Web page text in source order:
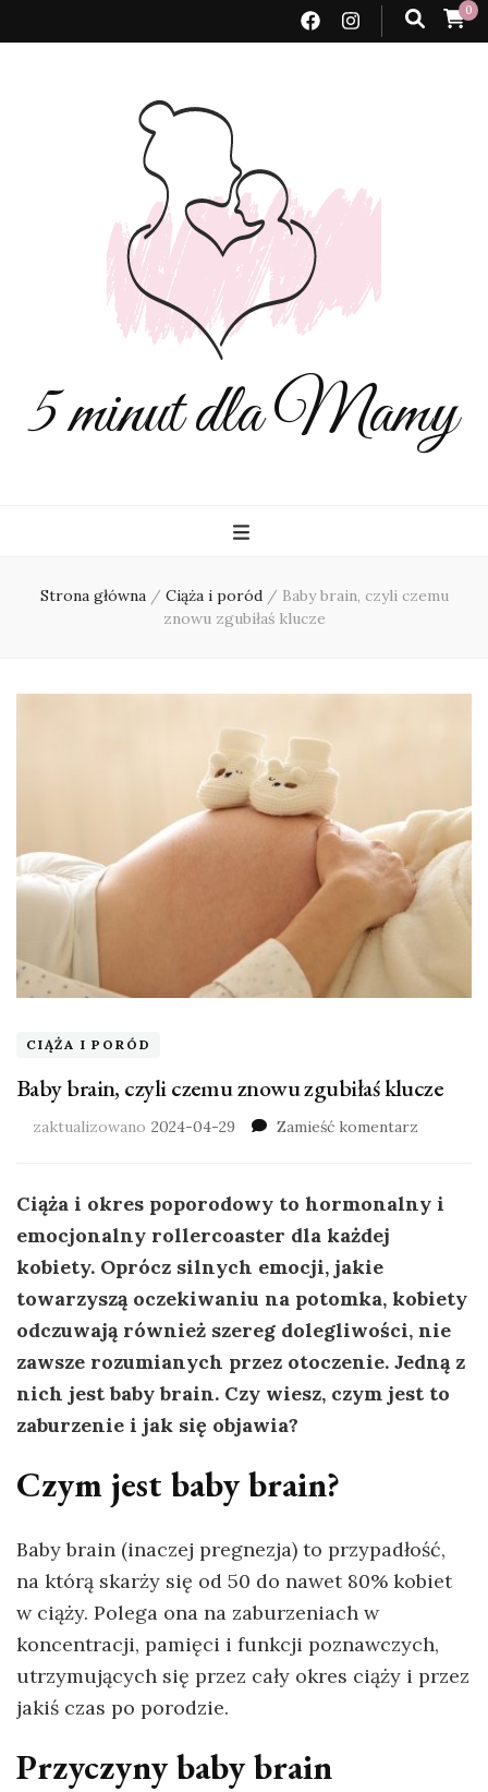
0
5 minut dla Mamy
Strona główna / Ciąża i poród / Baby brain, czyli czemu
znowu zgubiłaś klucze
CIĄŻA I PORÓD
Baby brain, czyli czemu znowu zgubiłaś klucze
zaktualizowano 2024-04-29 Zamieść komentarz
Ciąża i okres poporodowy to hormonalny i
emocjonalny rollercoaster dla każdej
kobiety. Oprócz silnych emocji, jakie
towarzyszą oczekiwaniu na potomka, kobiety
odczuwają również szereg dolegliwości, nie
zawsze rozumianych przez otoczenie. Jedną z
nich jest baby brain. Czy wiesz, czym jest to
zaburzenie i jak się objawia?
Czym jest baby brain?
Baby brain (inaczej pregnezja) to przypadłość,
na którą skarży się od 50 do nawet 80% kobiet
w ciąży. Polega ona na zaburzeniach w
koncentracji, pamięci i funkcji poznawczych,
utrzymujących się przez cały okres ciąży i przez
jakiś czas po porodzie.
Przyczyny baby brain